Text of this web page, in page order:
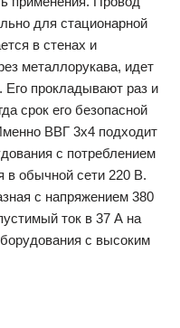
для стационарной
в стенах и
металлорукава, идет
прокладывают раз и
срок его безопасной
ВВГ 3х4 подходит
с потреблением
в обычной сети 220 В.
с напряжением 380
ток в 37 А на
с высоким